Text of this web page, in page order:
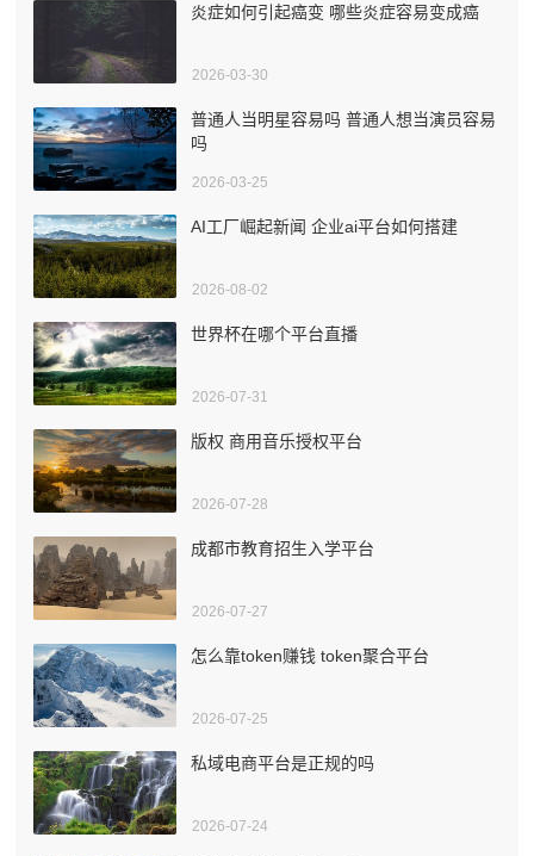
炎症如何引起癌变 哪些炎症容易变成癌
2026-03-30
普通人当明星容易吗 普通人想当演员容易
吗
2026-03-25
AI工厂崛起新闻 企业ai平台如何搭建
2026-08-02
世界杯在哪个平台直播
2026-07-31
版权 商用音乐授权平台
2026-07-28
成都市教育招生入学平台
2026-07-27
怎么靠token赚钱 token聚合平台
2026-07-25
私域电商平台是正规的吗
2026-07-24